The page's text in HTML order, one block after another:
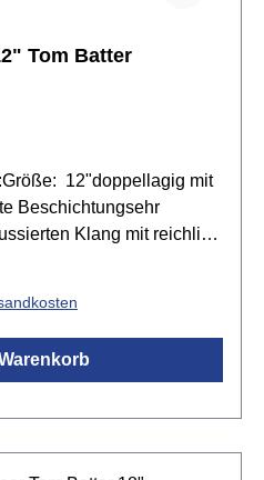
Tom Batter
12"doppellagig mit
Beschichtungsehr
Klang mit reichlich